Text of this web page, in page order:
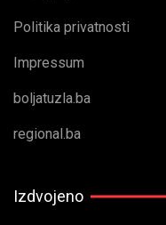
Politika privatnosti
Impressum
boljatuzla.ba
regional.ba
Izdvojeno